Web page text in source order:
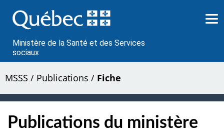
au
contenu
Ministère de la Santé et des Services
sociaux
MSSS / Publications / Fiche
Publications du ministère